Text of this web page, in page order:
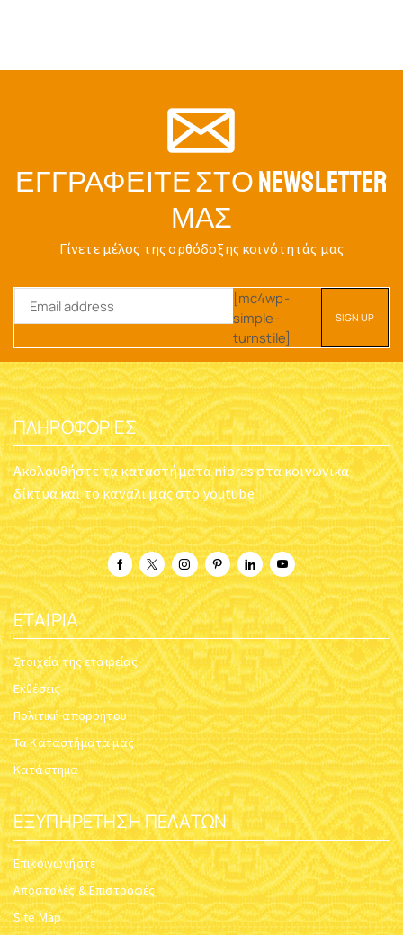
ΕΓΓΡΑΦΕΊΤΕ ΣΤΟ NEWSLETTER
ΜΑΣ
Γίνετε μέλος της ορθόδοξης κοινότητάς μας
[mc4wp-
simple-
turnstile]
ΠΛΗΡΟΦΟΡΊΕΣ
Ακολουθήστε τα καταστήματα nioras στα κοινωνικά
δίκτυα και το κανάλι μας στο youtube
ΕΤΑΙΡΊΑ
Στοιχεία της εταιρείας
Εκθέσεις
Πολιτική απορρήτου
Τα Καταστήματα μας
Κατάστημα
ΕΞΥΠΗΡΈΤΗΣΗ ΠΕΛΑΤΏΝ
Επικοινωνήστε
Αποστολές & Επιστροφές
Site Map